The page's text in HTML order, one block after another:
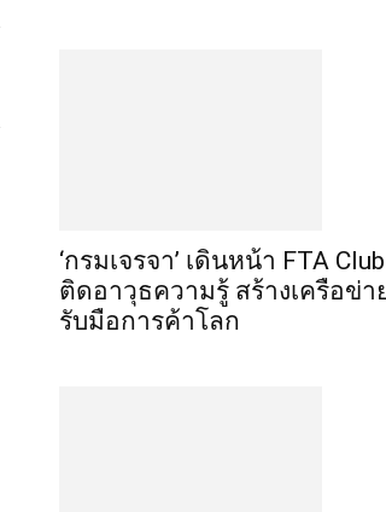
‘กรมเจรจา’ เดินหน้า FTA
ติดอาวุธความรู้ สร้างเครือข่า
รับมือการค้าโลก